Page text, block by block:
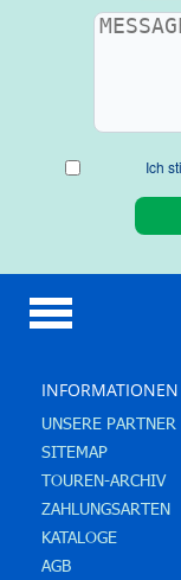
Ich
INFORMATIONEN
UNSERE PARTNER
SITEMAP
TOUREN-ARCHIV
ZAHLUNGSARTEN
KATALOGE
AGB